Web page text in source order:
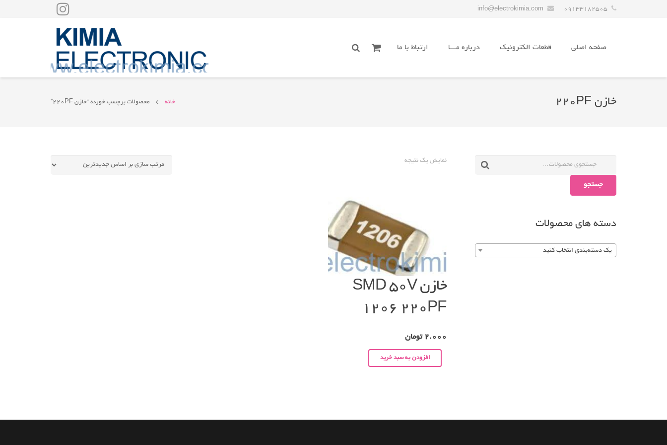
09133182505
info@electrokimia.com
صفحه اصلی قطعات الکترونیک درباره مـــا ارتباط با ما
خازن 220PF خانه محصولات برچسب خورده “خازن 220PF”
نمایش یک نتیجه
خازن SMD 50V
1206 220PF
2.000 تومان
افزودن به سبد خرید
جستجو
دسته های محصولات
یک دسته‌بندی انتخاب کنید